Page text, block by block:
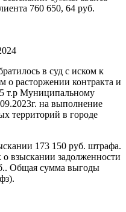
760 650, 64 руб.
в суд с иском к
расторжении контракта и
т.р Муниципальному
на выполнение
территорий в городе
173 150 руб. штрафа.
взыскании задолженности
Общая сумма выгоды